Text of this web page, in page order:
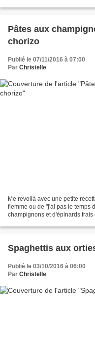
Pâtes aux
chorizo
Publié le 07/11/2016 à 07:00
Par Christelle
Me revoilà avec une petite
flemme ou de "j'ai pas le temps
champignons et d'épinards
Spaghettis aux
Publié le 03/10/2016 à 06:00
Par Christelle